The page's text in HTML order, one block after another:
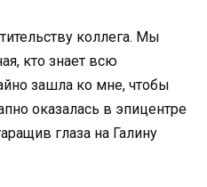
коллега. Мы
кто знает всю
зашла ко мне, чтобы
оказалась в эпицентре
глаза на Галину